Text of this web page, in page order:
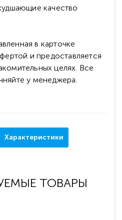
качество
в карточке
и предоставляется
целях. Все
у менеджера.
Характеристики
ТОВАРЫ